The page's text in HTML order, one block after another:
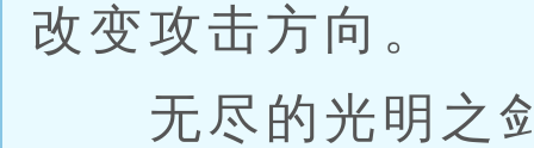
改变攻击方向。
无尽的光明之剑